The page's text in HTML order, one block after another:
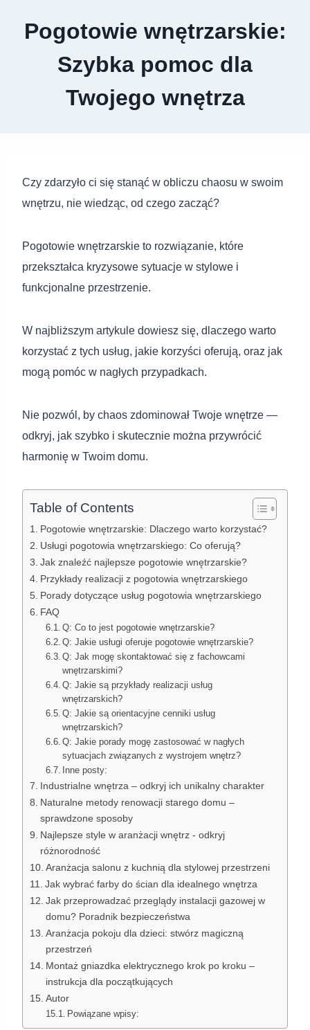
Pogotowie wnętrzarskie:
Szybka pomoc dla
Twojego wnętrza
Czy zdarzyło ci się stanąć w obliczu chaosu w swoim
wnętrzu, nie wiedząc, od czego zacząć?
Pogotowie wnętrzarskie to rozwiązanie, które
przekształca kryzysowe sytuacje w stylowe i
funkcjonalne przestrzenie.
W najbliższym artykule dowiesz się, dlaczego warto
korzystać z tych usług, jakie korzyści oferują, oraz jak
mogą pomóc w nagłych przypadkach.
Nie pozwól, by chaos zdominował Twoje wnętrze —
odkryj, jak szybko i skutecznie można przywrócić
harmonię w Twoim domu.
Table of Contents
Pogotowie wnętrzarskie: Dlaczego warto korzystać?
Usługi pogotowia wnętrzarskiego: Co oferują?
Jak znaleźć najlepsze pogotowie wnętrzarskie?
Przykłady realizacji z pogotowia wnętrzarskiego
Porady dotyczące usług pogotowia wnętrzarskiego
FAQ
Q: Co to jest pogotowie wnętrzarskie?
Q: Jakie usługi oferuje pogotowie wnętrzarskie?
Q: Jak mogę skontaktować się z fachowcami
wnętrzarskimi?
Q: Jakie są przykłady realizacji usług
wnętrzarskich?
Q: Jakie są orientacyjne cenniki usług
wnętrzarskich?
Q: Jakie porady mogę zastosować w nagłych
sytuacjach związanych z wystrojem wnętrz?
Inne posty:
Industrialne wnętrza – odkryj ich unikalny charakter
Naturalne metody renowacji starego domu –
sprawdzone sposoby
Najlepsze style w aranżacji wnętrz - odkryj
różnorodność
Aranżacja salonu z kuchnią dla stylowej przestrzeni
Jak wybrać farby do ścian dla idealnego wnętrza
Jak przeprowadzać przeglądy instalacji gazowej w
domu? Poradnik bezpieczeństwa
Aranżacja pokoju dla dzieci: stwórz magiczną
przestrzeń
Montaż gniazdka elektrycznego krok po kroku –
instrukcja dla początkujących
Autor
Powiązane wpisy: